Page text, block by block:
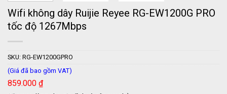
Wifi không dây Ruijie Reyee RG-EW1200G PRO
tốc độ 1267Mbps
SKU: RG-EW1200GPRO
(Giá đã bao gồm VAT)
859.000 ₫